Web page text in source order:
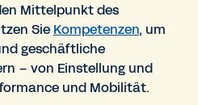
Mittelpunkt des
Sie Kompetenzen, um
geschäftliche
– von Einstellung und
und Mobilität.